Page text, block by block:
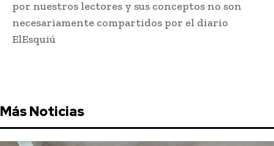
por nuestros lectores y sus conceptos no son
necesariamente compartidos por el diario
ElEsquiú
Más Noticias